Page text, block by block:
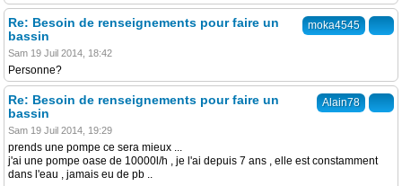
moka4545
Re: Besoin de renseignements pour faire un
bassin
Sam 19 Juil 2014, 18:42
Personne?
Alain78
Re: Besoin de renseignements pour faire un
bassin
Sam 19 Juil 2014, 19:29
prends une pompe ce sera mieux ...
j'ai une pompe oase de 10000l/h , je l'ai depuis 7 ans , elle est constamment
dans l'eau , jamais eu de pb ..